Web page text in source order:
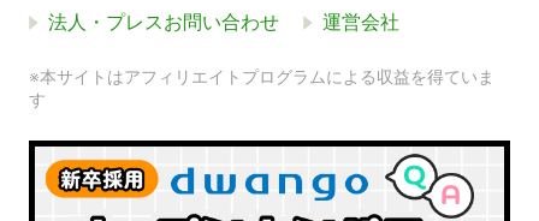
法人・プレスお問い合わせ 運営会社
※本サイトはアフィリエイトプログラムによる収益を得ていま
す